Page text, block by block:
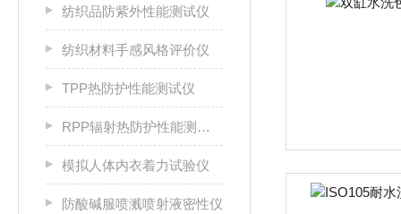
纺织品防紫外性能测试仪
纺织材料手感风格评价仪
TPP热防护性能测试仪
RPP辐射热防护性能测试仪
模拟人体内衣着力试验仪
防酸碱服喷溅喷射液密性仪